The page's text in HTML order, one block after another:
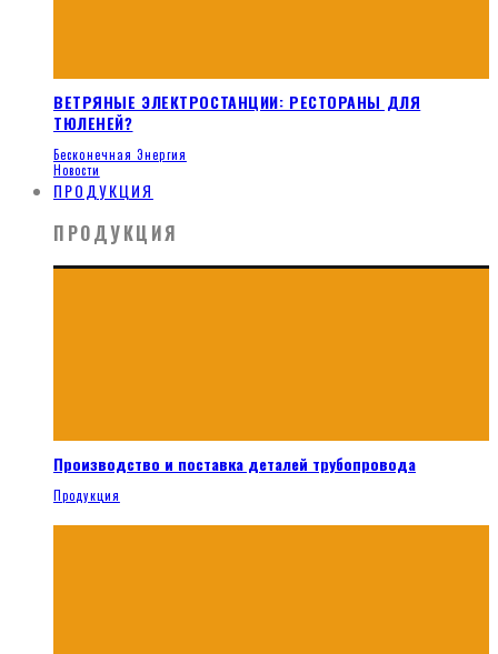
ВЕТРЯНЫЕ ЭЛЕКТРОСТАНЦИИ: РЕСТОРАНЫ ДЛЯ
ТЮЛЕНЕЙ?
Бесконечная Энергия
Новости
ПРОДУКЦИЯ
ПРОДУКЦИЯ
Производство и поставка деталей трубопровода
Продукция